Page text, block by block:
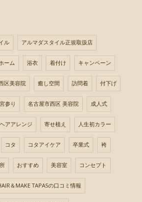
ル アルマダスタイル正規取扱店
ーム 浴衣 着付け キャンペーン
区美容院 癒し空間 訪問着 付下げ
参り 名古屋市西区 美容院 成人式
ヘアアレンジ 寄せ植え 人生初カラー
コタ コタアイケア 卒業式 袴
おすすめ 美容室 コンセプト
＆MAKE TAPASの口コミ情報